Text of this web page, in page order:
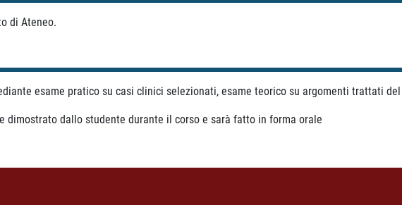
di Ateneo.
esame pratico su casi clinici selezionati, esame teorico su argomenti trattati
dimostrato dallo studente durante il corso e sarà fatto in forma orale